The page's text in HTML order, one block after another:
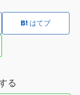
はてブ
る